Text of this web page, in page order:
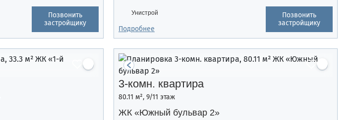
Позвонить
застройщику
Унистрой
Позвонить
застройщику
Подробнее
3-комн. квартира
80.11 м², 9/11 этаж
ЖК «Южный бульвар 2»